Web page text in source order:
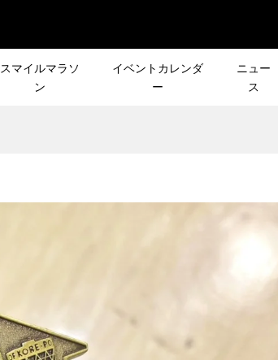
スマイルマラソ
ン
イベントカレンダ
ー
ニュー
ス
ント「リクエスト登山」